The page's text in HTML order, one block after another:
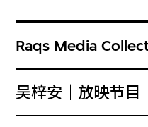
Raqs Media
吴梓安｜放映节目